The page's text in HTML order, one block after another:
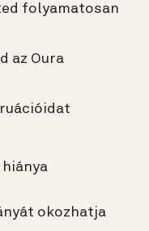
folyamatosan
az Oura
okozhatja